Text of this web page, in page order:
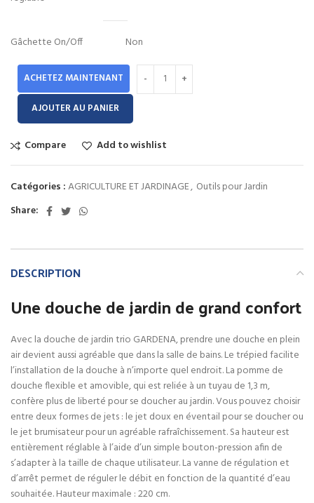
Gâchette On/Off Non
ACHETEZ MAINTENANT
AJOUTER AU PANIER
Compare Add to wishlist
Catégories :AGRICULTURE ET JARDINAGE, Outils pour Jardin
Share:
DESCRIPTION
Une douche de jardin de grand confort
Avec la douche de jardin trio GARDENA, prendre une douche en plein
air devient aussi agréable que dans la salle de bains. Le trépied facilite
l’installation de la douche à n’importe quel endroit. La pomme de
douche flexible et amovible, qui est reliée à un tuyau de 1,3 m,
confère plus de liberté pour se doucher au jardin. Vous pouvez choisir
entre deux formes de jets : le jet doux en éventail pour se doucher ou
le jet brumisateur pour un agréable rafraîchissement. Sa hauteur est
entièrement réglable à l’aide d’un simple bouton-pression afin de
s’adapter à la taille de chaque utilisateur. La vanne de régulation et
d’arrêt permet de réguler le débit en fonction de la quantité d’eau
souhaitée. Hauteur maximale : 220 cm.